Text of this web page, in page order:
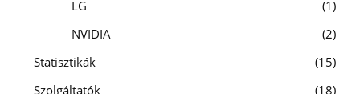
LG
1
NVIDIA
2
Statisztikák
15
Szolgáltatók
18